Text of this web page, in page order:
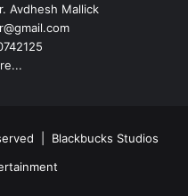
Avdhesh Mallick
| Blackbucks Studios